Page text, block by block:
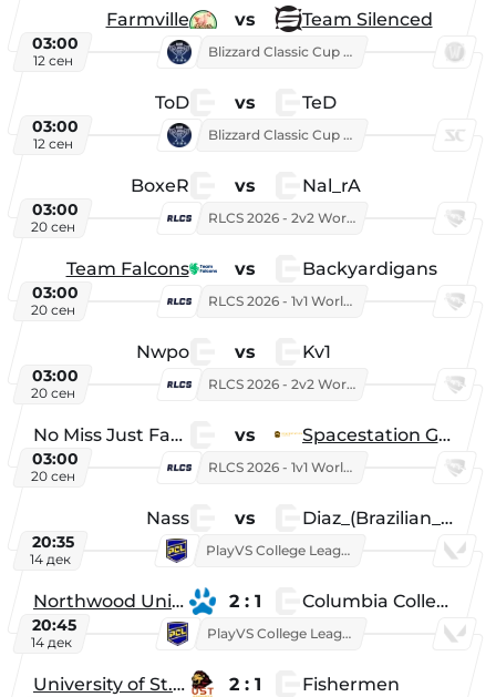
Farmville vs Team Silenced
03:00
12 сен
Blizzard Classic Cup 2026
ToD vs TeD
03:00
12 сен
Blizzard Classic Cup 2026
BoxeR vs Nal_rA
03:00
20 сен
RLCS 2026 - 2v2 World Championship
Team Falcons vs Backyardigans
03:00
20 сен
RLCS 2026 - 1v1 World Championship
Nwpo vs Kv1
03:00
20 сен
RLCS 2026 - 2v2 World Championship
No Miss Just Fake vs Spacestation Gaming
03:00
20 сен
RLCS 2026 - 1v1 World Championship
Nass vs Diaz_(Brazilian_Player)
20:35
14 дек
PlayVS College League 2025: Fall
Northwood University 2 : 1 Columbia College
20:45
14 дек
PlayVS College League 2025: Fall
University of St. Thomas 2 : 1 Fishermen